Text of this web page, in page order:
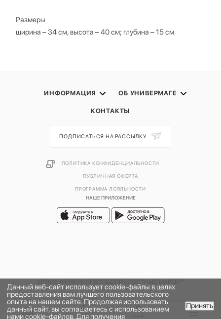
В КОРЗИНУ
Размеры
ширина – 34 см, высота – 40 см; глубина – 15 см
ИНФОРМАЦИЯ ОБ УНИВЕРМАГЕ
КОНТАКТЫ
НАШЕ ПРИЛОЖЕНИЕ
ПОДПИСАТЬСЯ НА РАССЫЛКУ
ПОЛИТИКА КОНФИДЕНЦИАЛЬНОСТИ
ПУБЛИЧНАЯ ОФЕРТА
ПРОГРАММА ЛОЯЛЬНОСТИ
Данный веб-сайт использует cookie-файлы в целях
предоставления вам лучшего пользовательского
опыта на нашем сайте. Продолжая использовать
данный сайт, вы соглашаетесь с использованием
нами cookie-файлов. Для получения
Принять